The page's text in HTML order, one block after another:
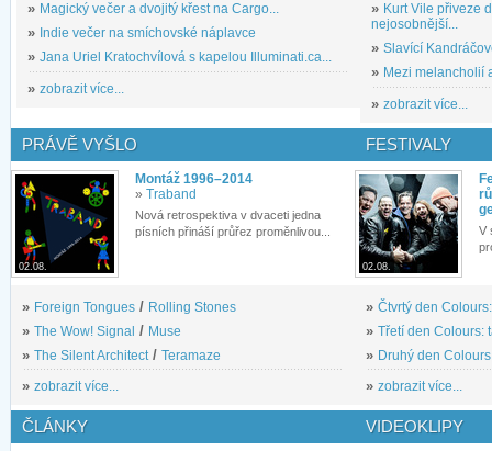
» Magický večer a dvojitý křest na Cargo...
» Indie večer na smíchovské náplavce
» Jana Uriel Kratochvílová s kapelou Illuminati.ca...
» zobrazit více...
» Kurt Vile přiveze
nejosobnější...
» Slavící
» Mezi melancholií
» zobrazit více...
PRÁVĚ VYŠLO
02.08.
Montáž 1996–2014
» Traband
Nová retrospektiva v dvaceti jedna
písních přináší průřez proměnlivou...
» Foreign Tongues / Rolling Stones
» The Wow! Signal / Muse
» The Silent Architect / Teramaze
» zobrazit více...
FESTIVALY
02.08.
V
» Čtvrtý den
» Třetí den Colours:
» Druhý den
» zobrazit více...
ČLÁNKY VIDEOKLIPY